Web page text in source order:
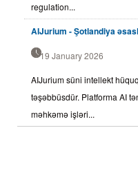
regulation...
AIJurium - Şotlandiya
19 January 2026
AIJurium süni intellekt
təşəbbüsdür. Platforma AI
məhkəmə işləri...